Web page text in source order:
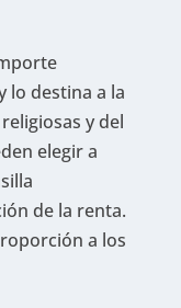
lo destina a la
y del
elegir a
de la renta.
a los